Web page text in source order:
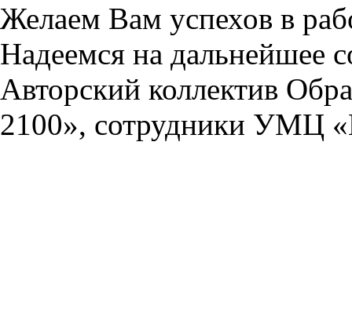
Желаем Вам успехов в
Надеемся на дальнейшее
Авторский коллектив
2100», сотрудники УМЦ